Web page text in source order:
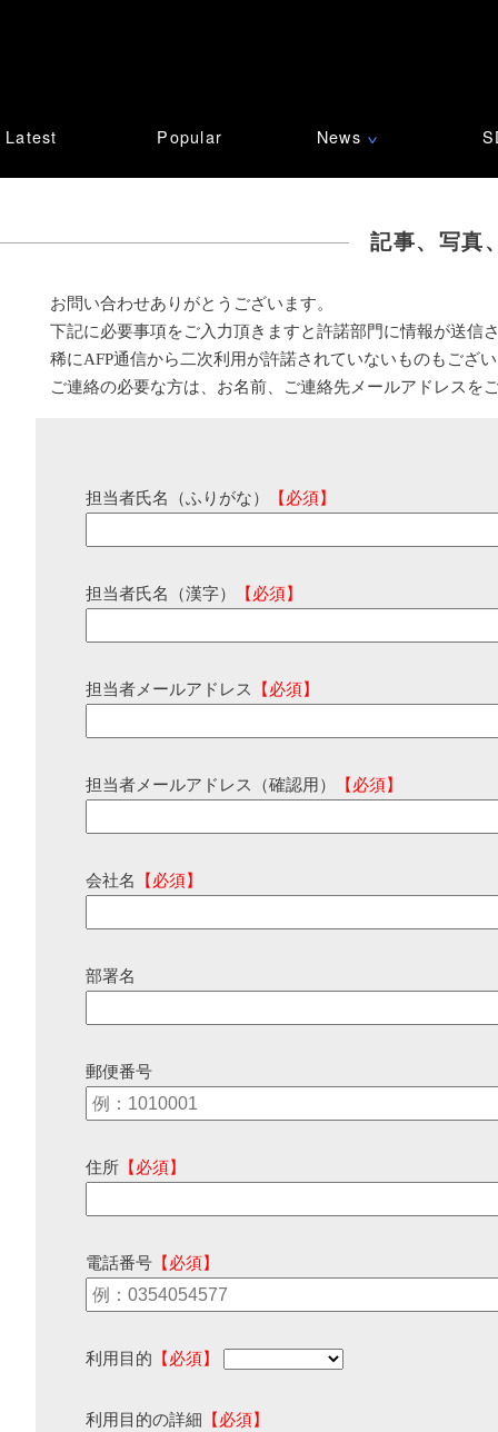
Latest Popular News ∨
記事、写真
お問い合わせありがとうございます。
下記に必要事項をご入力頂きますと許諾部門に情報が送信
稀にAFP通信から二次利用が許諾されていないものもござ
ご連絡の必要な方は、お名前、ご連絡先メールアドレスを
担当者氏名（ふりがな） 【必須】
担当者氏名（漢字） 【必須】
担当者メールアドレス 【必須】
担当者メールアドレス（確認用） 【必須】
会社名 【必須】
部署名
郵便番号
住所 【必須】
電話番号 【必須】
利用目的 【必須】
利用目的の詳細 【必須】